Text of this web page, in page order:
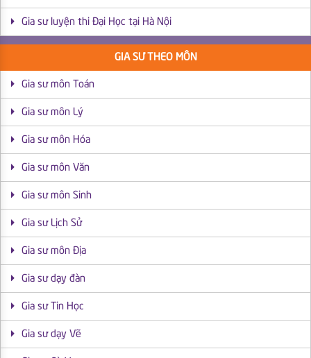
Gia sư luyện thi Đại Học tại Hà Nội
GIA SƯ THEO MÔN
Gia sư môn Toán
Gia sư môn Lý
Gia sư môn Hóa
Gia sư môn Văn
Gia sư môn Sinh
Gia sư Lịch Sử
Gia sư môn Địa
Gia sư dạy đàn
Gia sư Tin Học
Gia sư dạy Vẽ